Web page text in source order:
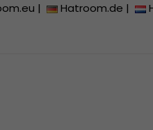
| Hatroom.de |